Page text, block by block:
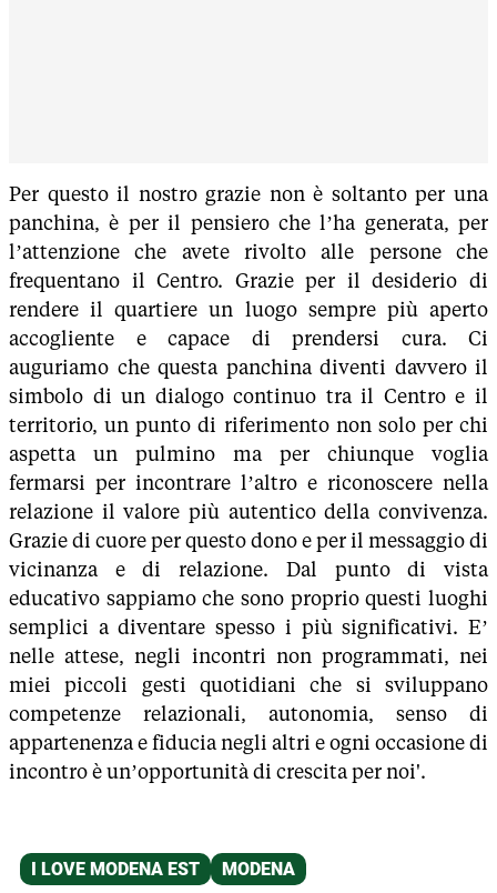
Per questo il nostro grazie non è soltanto per una
panchina, è per il pensiero che l’ha generata, per
l’attenzione che avete rivolto alle persone che
frequentano il Centro. Grazie per il desiderio di
rendere il quartiere un luogo sempre più aperto
accogliente e capace di prendersi cura. Ci
auguriamo che questa panchina diventi davvero il
simbolo di un dialogo continuo tra il Centro e il
territorio, un punto di riferimento non solo per chi
aspetta un pulmino ma per chiunque voglia
fermarsi per incontrare l’altro e riconoscere nella
relazione il valore più autentico della convivenza.
Grazie di cuore per questo dono e per il messaggio di
vicinanza e di relazione. Dal punto di vista
educativo sappiamo che sono proprio questi luoghi
semplici a diventare spesso i più significativi. E’
nelle attese, negli incontri non programmati, nei
miei piccoli gesti quotidiani che si sviluppano
competenze relazionali, autonomia, senso di
appartenenza e fiducia negli altri e ogni occasione di
incontro è un’opportunità di crescita per noi'.